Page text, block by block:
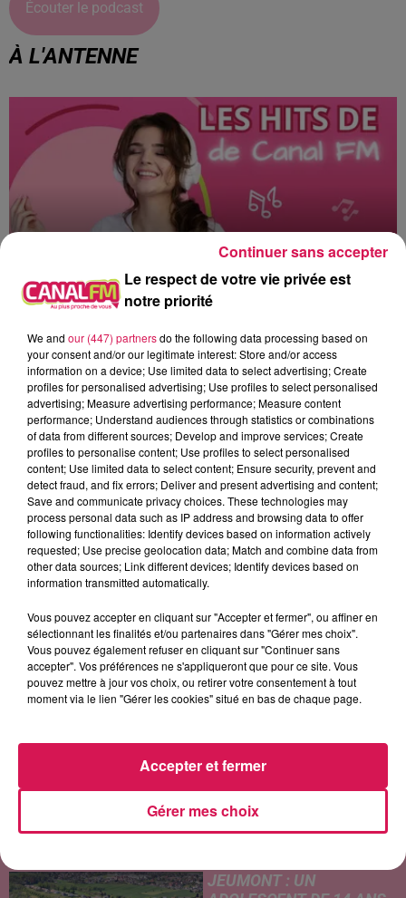
Écouter le podcast
À L'ANTENNE
12h00 - 22h00
Les hits de Canal FM
20h27
20h27
MILEY CYRUS
20h22
20h22
ALL 4 ONE
I Swear
20h19
20h19
LES ARTICLES LES PLUS CONSULTÉS
D'ORAGES CE LUNDI EN
SAMBRE-AVESNOIS-
Un temps typiquement estival
l'après-midi et un risque
JEUMONT : UN
Le respect de votre vie privée est
notre priorité
We and our (447) partnersdo the following data processing based on
your consent and/or our legitimate interest: Store and/or access
information on a device; Use limited data to select advertising; Create
profiles for personalised advertising; Use profiles to select personalised
advertising; Measure advertising performance; Measure content
performance; Understand audiences through statistics or combinations
of data from different sources; Develop and improve services; Create
profiles to personalise content; Use profiles to select personalised
content; Use limited data to select content; Ensure security, prevent and
detect fraud, and fix errors; Deliver and present advertising and content;
Save and communicate privacy choices. These technologies may
process personal data such as IP address and browsing data to offer
following functionalities: Identify devices based on information actively
requested; Use precise geolocation data; Match and combine data from
other data sources; Link different devices; Identify devices based on
information transmitted automatically.
Vous pouvez accepter en cliquant sur "Accepter et fermer", ou affiner en
sélectionnant les finalités et/ou partenaires dans "Gérer mes choix".
Vous pouvez également refuser en cliquant sur "Continuer sans
accepter". Vos préférences ne s'appliqueront que pour ce site. Vous
pouvez mettre à jour vos choix, ou retirer votre consentement à tout
moment via le lien "Gérer les cookies" situé en bas de chaque page.
Gérer mes choix
Accepter et fermer
Continuer sans accepter